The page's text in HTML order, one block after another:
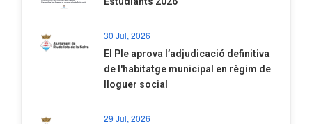
30 Jul, 2026
El Ple aprova l’adjudicació definitiva
de l'habitatge municipal en règim de
lloguer social
29 Jul, 2026